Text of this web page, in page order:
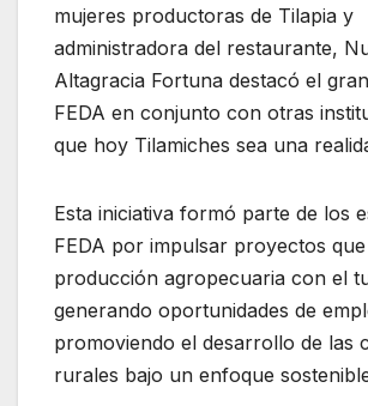
mujeres productoras de Tilapia y
administradora del restaurante,
Altagracia Fortuna destacó el
FEDA en conjunto con otras
que hoy Tilamiches sea una
Esta iniciativa formó parte de los
FEDA por impulsar proyectos
producción agropecuaria con el
generando oportunidades de
promoviendo el desarrollo de las
rurales bajo un enfoque